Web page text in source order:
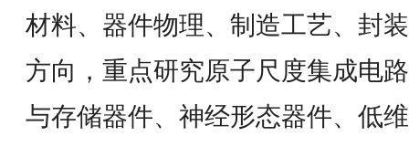
材料、器件物理、制造工艺、封
方向，重点研究原子尺度集成电
与存储器件、神经形态器件、低